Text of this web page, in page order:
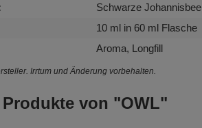
Schwarze
10 ml in 60 ml Flasche
Aroma, Longfill
Irrtum und Änderung vorbehalten.
Produkte von "OWL"